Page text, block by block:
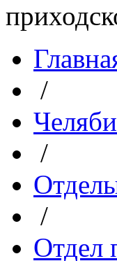
/
/
/
Отдел